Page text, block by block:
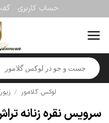
to
content
حساب کاربری
Products
search
لوکس گلامور /
سرویس نقره زنانه